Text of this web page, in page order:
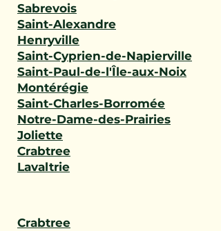
Sabrevois
Saint-Alexandre
Henryville
Saint-Cyprien-de-Napierville
Saint-Paul-de-l'Île-aux-Noix
Montérégie
Saint-Charles-Borromée
Notre-Dame-des-Prairies
Joliette
Crabtree
Lavaltrie
Crabtree